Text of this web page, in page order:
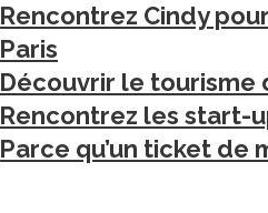
Rencontrez Cindy
Paris
Découvrir le tourisme
Rencontrez les start-
Parce qu’un ticket de